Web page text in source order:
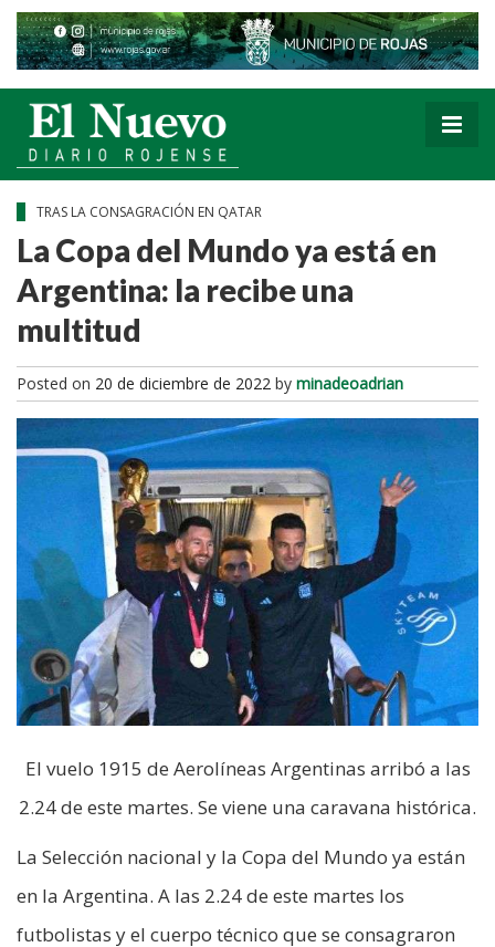
TRAS LA CONSAGRACIÓN EN QATAR
La Copa del Mundo ya está en
Argentina: la recibe una
multitud
Posted on 20 de diciembre de 2022 by minadeoadrian
El vuelo 1915 de Aerolíneas Argentinas arribó a las
2.24 de este martes. Se viene una caravana histórica.
La Selección nacional y la Copa del Mundo ya están
en la Argentina. A las 2.24 de este martes los
futbolistas y el cuerpo técnico que se consagraron